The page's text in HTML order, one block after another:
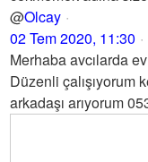
@Olcay
02 Tem 2020, 11:30
Merhaba avcılarda
Düzenli çalışıyorum
arkadaşı arıyorum